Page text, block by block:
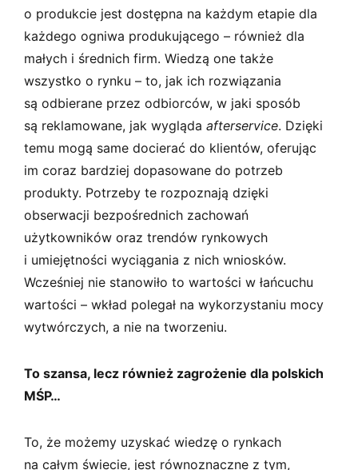
o produkcie jest dostępna na każdym etapie dla
każdego ogniwa produkującego – również dla
małych i średnich firm. Wiedzą one także
wszystko o rynku – to, jak ich rozwiązania
są odbierane przez odbiorców, w jaki sposób
są reklamowane, jak wygląda afterservice. Dzięki
temu mogą same docierać do klientów, oferując
im coraz bardziej dopasowane do potrzeb
produkty. Potrzeby te rozpoznają dzięki
obserwacji bezpośrednich zachowań
użytkowników oraz trendów rynkowych
i umiejętności wyciągania z nich wniosków.
Wcześniej nie stanowiło to wartości w łańcuchu
wartości – wkład polegał na wykorzystaniu mocy
wytwórczych, a nie na tworzeniu.
To szansa, lecz również zagrożenie dla polskich
MŚP…
To, że możemy uzyskać wiedzę o rynkach
na całym świecie, jest równoznaczne z tym,